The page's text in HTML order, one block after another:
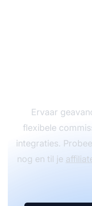
Ervaar
flexibele
integraties.
nog en til je